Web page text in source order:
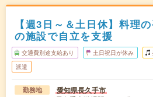
【週3日～＆土日休】料理
の施設で自立を支援
交通費別途支給あり 土日祝日が休み
派遣
勤務地 愛知県長久手市